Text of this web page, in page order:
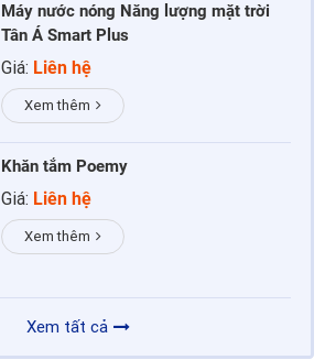
Máy nước nóng Năng lượng mặt trời
Tân Á Smart Plus
Giá: Liên hệ
Xem thêm
Khăn tắm Poemy
Giá: Liên hệ
Xem thêm
Xem tất cả